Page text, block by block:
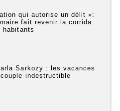
qui autorise un délit »:
fait revenir la corrida
habitants
Sarkozy : les vacances
indestructible